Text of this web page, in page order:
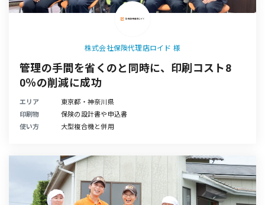
株式会社保険代理店ロイド 様
管理の手間を省くのと同時に、印刷コスト8
0％の削減に成功
エリア
東京都・神奈川県
印刷物
保険の設計書や申込書
使い方
大型複合機と併用